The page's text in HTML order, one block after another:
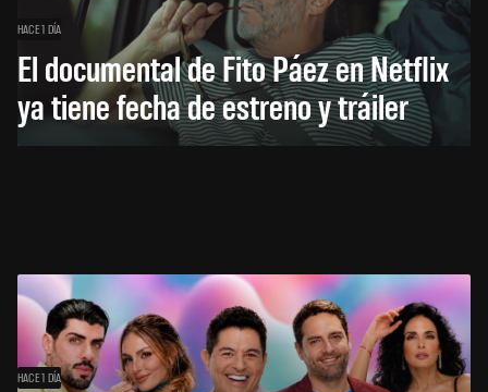
HACE 1 DÍA
El documental de Fito Páez en Netflix
ya tiene fecha de estreno y tráiler
HACE 1 DÍA